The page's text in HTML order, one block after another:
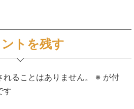
トを残す
ることはありません。 ※ が付
す